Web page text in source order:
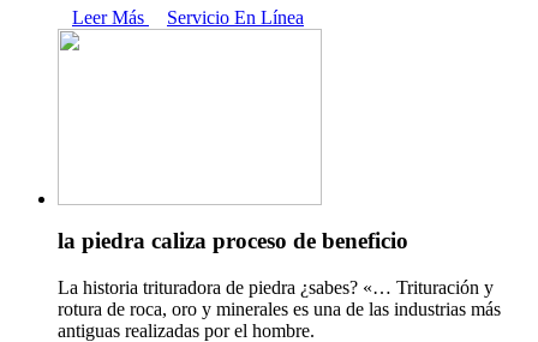
Leer Más
Servicio En Línea
la piedra caliza proceso de beneficio
La historia trituradora de piedra ¿sabes? «… Trituración y
rotura de roca, oro y minerales es una de las industrias más
antiguas realizadas por el hombre.